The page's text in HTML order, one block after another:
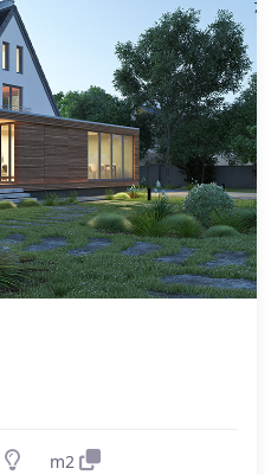
m2